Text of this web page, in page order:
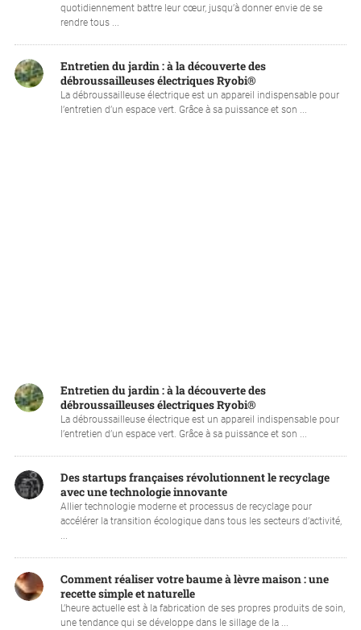
quotidiennement battre leur cœur, jusqu’à donner envie de se
rendre tous ...
Entretien du jardin : à la découverte des
débroussailleuses électriques Ryobi®
La débroussailleuse électrique est un appareil indispensable pour
l’entretien d’un espace vert. Grâce à sa puissance et son ...
Entretien du jardin : à la découverte des
débroussailleuses électriques Ryobi®
La débroussailleuse électrique est un appareil indispensable pour
l’entretien d’un espace vert. Grâce à sa puissance et son ...
Des startups françaises révolutionnent le recyclage
avec une technologie innovante
Allier technologie moderne et processus de recyclage pour
accélérer la transition écologique dans tous les secteurs d’activité,
...
Comment réaliser votre baume à lèvre maison : une
recette simple et naturelle
L’heure actuelle est à la fabrication de ses propres produits de soin,
une tendance qui se développe dans le sillage de la ...